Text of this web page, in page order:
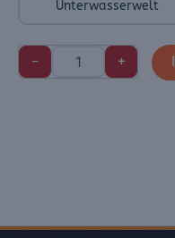
Unterwasserwelt
− +